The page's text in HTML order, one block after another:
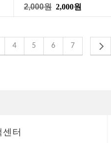
2,000원 2,000원
4 5 6 7
센터